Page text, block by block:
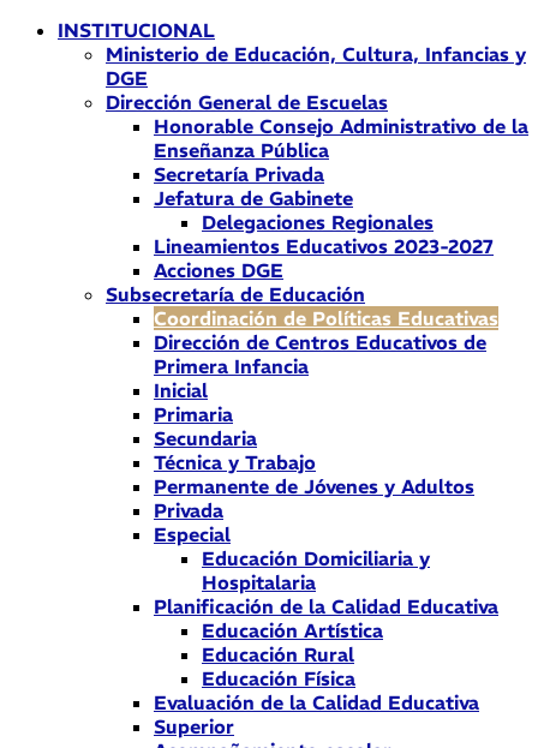
INSTITUCIONAL
Ministerio de Educación, Cultura, Infancias y
DGE
Dirección General de Escuelas
Honorable Consejo Administrativo de la
Enseñanza Pública
Secretaría Privada
Jefatura de Gabinete
Delegaciones Regionales
Lineamientos Educativos 2023-2027
Acciones DGE
Subsecretaría de Educación
Coordinación de Políticas Educativas
Dirección de Centros Educativos de
Primera Infancia
Inicial
Primaria
Secundaria
Técnica y Trabajo
Permanente de Jóvenes y Adultos
Privada
Especial
Educación Domiciliaria y
Hospitalaria
Planificación de la Calidad Educativa
Educación Artística
Educación Rural
Educación Física
Evaluación de la Calidad Educativa
Superior